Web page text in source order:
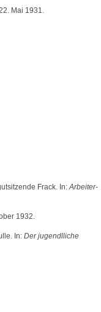
Mai 1931.
Frack. In:Arbeiter-
1932.
In: Der jugendlliche